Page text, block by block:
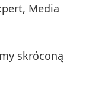
Media
skróconą